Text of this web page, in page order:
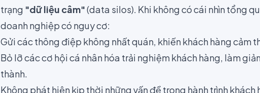
trạng "dữ liệu câm"(data silos). Khi không có cái nhìn tổng
doanh nghiệp có nguy cơ:
Gửi các thông điệp không nhất quán, khiến khách hàng cảm
Bỏ lỡ các cơ hội cá nhân hóa trải nghiệm khách hàng, làm
thành.
Không phát hiện kịp thời những vấn đề trong hành trình khách